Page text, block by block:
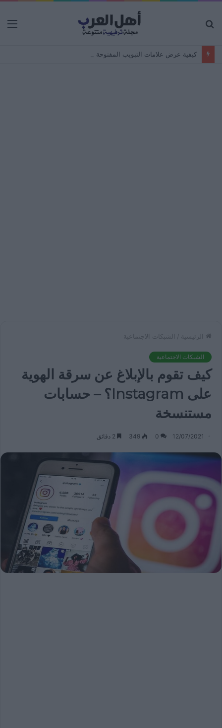
الرئيسية / الشبكات الاجتماعية
الشبكات الاجتماعية
كيف تقوم بالإبلاغ عن سرقة الهوية
على Instagram؟ – حسابات
مستنسخة
12/07/2021
0
349